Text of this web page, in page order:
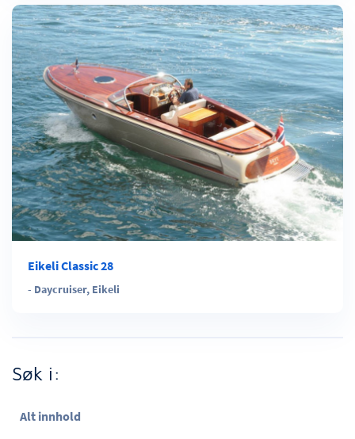
Eikeli Classic 28
- Daycruiser, Eikeli
Søk i:
Alt innhold